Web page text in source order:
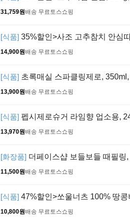
31,759원배송 무료토스쇼핑
[식품] 35%할인>사조 고추참치 안심
14,900원배송 무료토스쇼핑
[식품] 초록매실 스파클링제로, 350ml,
13,900원배송 무료토스쇼핑
[식품] 펩시제로슈거 라임향 업소용,
13,970원배송 무료토스쇼핑
[화장품] 더페이스샵 보들보들 때필링,
11,500원배송 무료토스쇼핑
[식품] 47%할인>쏘울너츠 100% 땅
10,800원배송 무료토스쇼핑